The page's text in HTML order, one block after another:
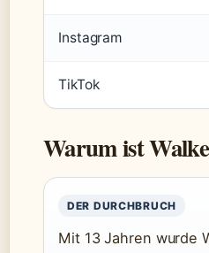
Instagram
TikTok
Warum ist
DER DURCHBRUCH
Mit 13 Jahren wurde